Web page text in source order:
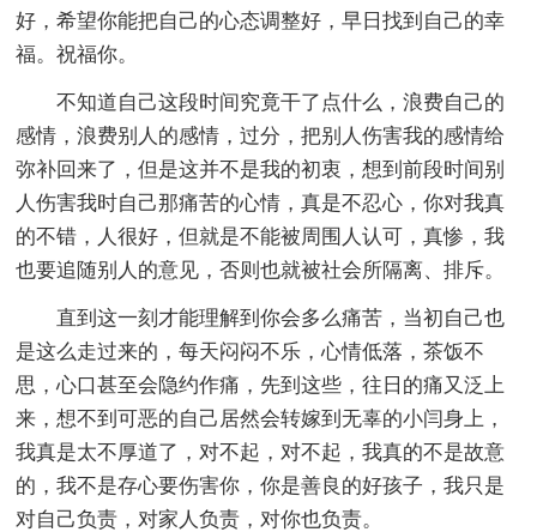
好，希望你能把自己的心态调整好，早日找到自己的幸
福。祝福你。
不知道自己这段时间究竟干了点什么，浪费自己的
感情，浪费别人的感情，过分，把别人伤害我的感情给
弥补回来了，但是这并不是我的初衷，想到前段时间别
人伤害我时自己那痛苦的心情，真是不忍心，你对我真
的不错，人很好，但就是不能被周围人认可，真惨，我
也要追随别人的意见，否则也就被社会所隔离、排斥。
直到这一刻才能理解到你会多么痛苦，当初自己也
是这么走过来的，每天闷闷不乐，心情低落，茶饭不
思，心口甚至会隐约作痛，先到这些，往日的痛又泛上
来，想不到可恶的自己居然会转嫁到无辜的小闫身上，
我真是太不厚道了，对不起，对不起，我真的不是故意
的，我不是存心要伤害你，你是善良的好孩子，我只是
对自己负责，对家人负责，对你也负责。